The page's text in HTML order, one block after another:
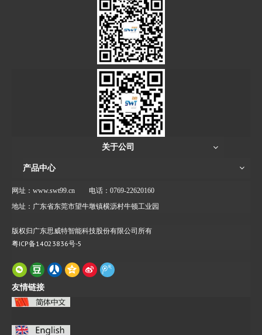
关于公司
产品中心
网址：www.swt99.cn 电话：0769-22620160
地址：广东省东莞市望牛墩镇横沥村牛顿工业园
版权归广东思威特智能科技股份有限公司所有
粤ICP备14023836号-5
友情链接